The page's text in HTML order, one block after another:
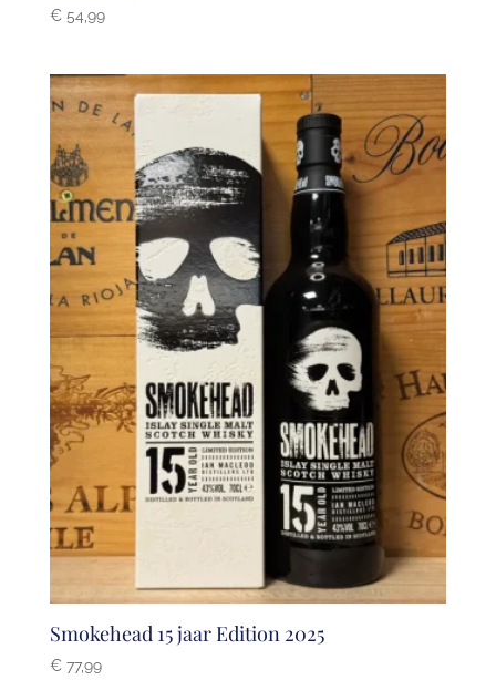
€54,99
Smokehead 15 jaar Edition 2025
€77,99